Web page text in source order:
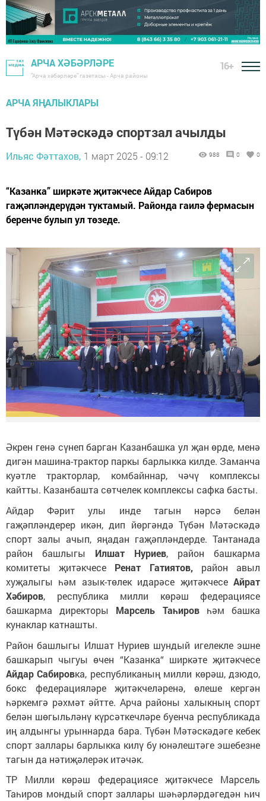
АРЧА ХӘБӘРЛӘРЕ
"Арча хәбәрләре" газетасы - Арча районы
16+
АРЧА ЯҢАЛЫКЛАРЫ
Түбән Мәтәскәдә спортзал ачылды
Ильяс Фәттахов, 1 март 2025 - 09:12 988 0 0
“Казанка” ширкәте җитәкчесе Айдар Сабиров
гаҗәпләндерүдән туктамый. Районда гаилә фермасын
беренче булып ул төзеде.
Әкрен генә сүнеп барган Казанбашка ул җан өрде, менә
дигән машина-трактор паркы барлыкка килде. Заманча
куәтле тракторлар, комбайннар, чәчү комплексы
кайтты. Казанбашта сөтчелек комплексы сафка басты.
Айдар Фәрит улы инде тагын нәрсә белән
гаҗәпләндерер икән, дип йөргәндә Түбән Мәтәскәдә
спорт залы ачып, яңадан гаҗәпләндерде. Тантанада
район башлыгы Илшат Нуриев, район башкарма
комитеты җитәкчесе Ренат Гатиятов,район авыл
хуҗалыгы һәм азык-төлек идарәсе җитәкчесе Айрат
Хәбиров, республика милли көрәш федерациясе
башкарма директоры Марсель Таһировһәм башка
кунаклар катнашты.
Район башлыгы Илшат Нуриев шундый игелекле эшне
башкарып чыгуы өчен “Казанка“ ширкәте җитәкчесе
Айдар Сабировка, республиканың милли көрәш, дзюдо,
бокс федерацияләре җитәкчеләренә, өлеше кергән
һәркемгә рәхмәт әйтте. Арча районы халыкның спорт
белән шөгыльләнү күрсәткечләре буенча республикада
иң алдынгы урыннарда бара. Түбән Мәтәскәдәге кебек
спорт заллары барлыкка килү бу юнәлештәге эшебезне
тагын да нәтиҗәлерәк итәчәк.
ТР Милли көрәш федерациясе җитәкчесе Марсель
Таһиров мондый спорт заллары шәһәрләрдәгедән һич